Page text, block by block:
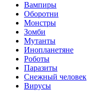
Вампиры
Оборотни
Монстры
Зомби
Мутанты
Инопланетяне
Роботы
Паразиты
Снежный человек
Вирусы